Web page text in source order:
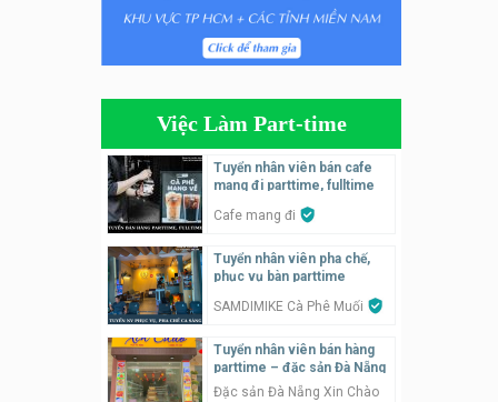
Tuyển nhân viên phụ quán ăn
– hỗ trợ ăn ở
parttime
GÀ GÔ FASTFOOD
parttime
Tuyển nhân viên pha chế
tiệm trà sữa
TRÀ SỮA THÁI LAN
Việc Làm Part-time
Tuyển nhân viên bán cafe
mang đi parttime, fulltime
Cafe mang đi
Tuyển nhân viên pha chế,
phục vụ bàn parttime
SAMDIMIKE Cà Phê Muối
Tuyển nhân viên bán hàng
parttime – đặc sản Đà Nẵng
Đặc sản Đà Nẵng Xin Chào